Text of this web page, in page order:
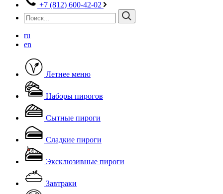
+7 (812) 600-42-02
ru
en
Летнее меню
Наборы пирогов
Сытные пироги
Сладкие пироги
Эксклюзивные пироги
Завтраки